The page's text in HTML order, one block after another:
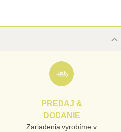
PREDAJ &
DODANIE
Zariadenia vyrobíme v